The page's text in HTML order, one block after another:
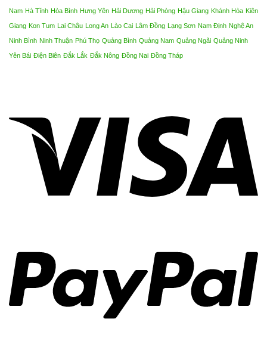
Nam Hà Tĩnh Hòa Bình Hưng Yên Hải Dương Hải Phòng Hậu Giang Khánh Hòa Kiên
Giang Kon Tum Lai Châu Long An Lào Cai Lâm Đồng Lạng Sơn Nam Định Nghệ An
Ninh Bình Ninh Thuận Phú Thọ Quảng Bình Quảng Nam Quảng Ngãi Quảng Ninh
Yên Bái Điện Biên Đắk Lắk Đắk Nông Đồng Nai Đồng Tháp